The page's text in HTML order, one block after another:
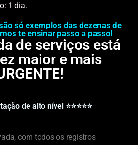
1 dia.
só exemplos das dezenas de
te ensinar passo a passo!
de serviços está
maior e mais
de alto nível ⭐⭐⭐⭐⭐
com todos os registros